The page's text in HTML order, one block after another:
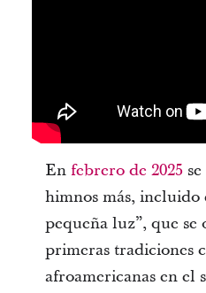
En febrero de 2025se
himnos más,
pequeña luz”, que se
primeras tradiciones
afroamericanas en el